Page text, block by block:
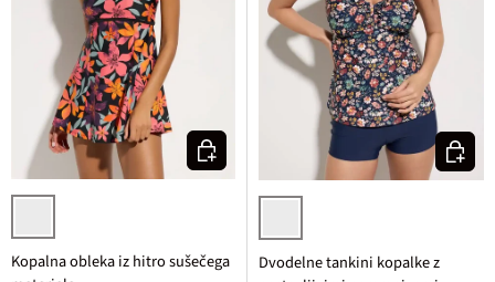
črna pisana cvetlična
Kopalna obleka iz hitro sušečega
Izberi varianto
temno modra cvetlična
Dvodelne tankini kopalke z
Izberi